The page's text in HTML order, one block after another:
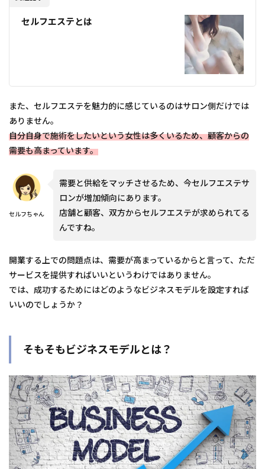
セルフエステとは
また、セルフエステを魅力的に感じているのはサロン側だけでは
ありません。
自分自身で施術をしたいという女性は多くいるため、顧客からの
需要も高まっています。
セルフちゃん
需要と供給をマッチさせるため、今セルフエステサ
ロンが増加傾向にあります。
店舗と顧客、双方からセルフエステが求められてる
んですね。
開業する上での問題点は、需要が高まっているからと言って、ただ
サービスを提供すればいいというわけではありません。
では、成功するためにはどのようなビジネスモデルを設定すれば
いいのでしょうか？
そもそもビジネスモデルとは？